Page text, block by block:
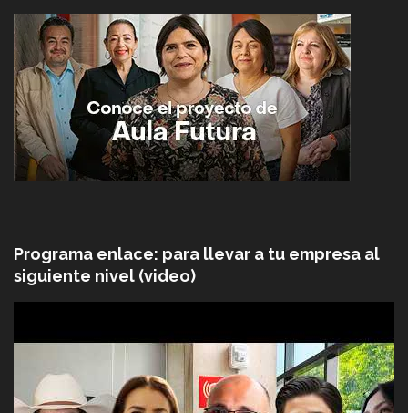
Programa enlace: para llevar a tu empresa al
siguiente nivel (video)